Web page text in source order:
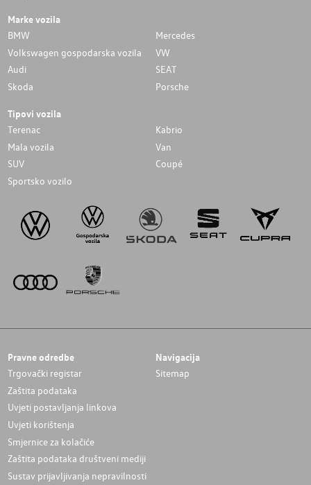
Marke vozila
BMW
Mercedes
Volkswagen gospodarska vozila
VW
Audi
SEAT
Skoda
Porsche
Tipovi vozila
Terenac
Kabrio
Mala vozila
Van
SUV
Coupé
Sportsko vozilo
Pravne odredbe
Trgovački registar
Zaštita podataka
Uvjeti postavljanja linkova
Uvjeti korištenja
Smjernice za kolačiće
Zaštita podataka društveni mediji
Sustav prijavljivanja nepravilnosti
Navigacija
Sitemap